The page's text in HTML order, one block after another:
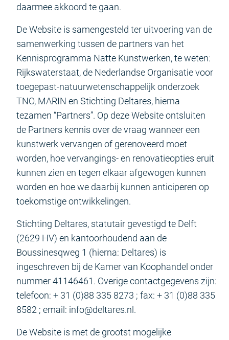
daarmee akkoord te gaan.
De Website is samengesteld ter uitvoering van de
samenwerking tussen de partners van het
Kennisprogramma Natte Kunstwerken, te weten:
Rijkswaterstaat, de Nederlandse Organisatie voor
toegepast-natuurwetenschappelijk onderzoek
TNO, MARIN en Stichting Deltares, hierna
tezamen “Partners”. Op deze Website ontsluiten
de Partners kennis over de vraag wanneer een
kunstwerk vervangen of gerenoveerd moet
worden, hoe vervangings- en renovatieopties eruit
kunnen zien en tegen elkaar afgewogen kunnen
worden en hoe we daarbij kunnen anticiperen op
toekomstige ontwikkelingen.
Stichting Deltares, statutair gevestigd te Delft
(2629 HV) en kantoorhoudend aan de
Boussinesqweg 1 (hierna: Deltares) is
ingeschreven bij de Kamer van Koophandel onder
nummer 41146461. Overige contactgegevens zijn:
telefoon: + 31 (0)88 335 8273 ; fax: + 31 (0)88 335
8582 ; email: info@deltares.nl.
De Website is met de grootst mogelijke